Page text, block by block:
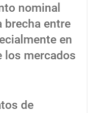
nominal
brecha entre
en
los mercados
de